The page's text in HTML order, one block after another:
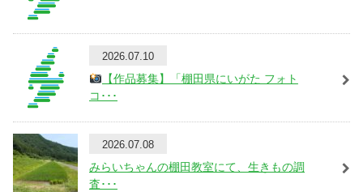
2026.07.10
【作品募集】「棚田県にいがた フォト
コ･･･
2026.07.08
みらいちゃんの棚田教室にて、生きもの調
査･･･